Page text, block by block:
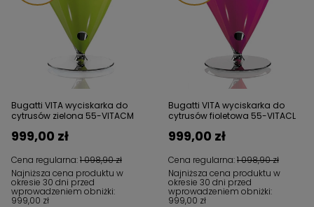
Bugatti VITA wyciskarka do
cytrusów zielona 55-VITACM
Cena regularna:1 098,90 zł
999,00 zł
Najniższa cena produktu w
okresie 30 dni przed
wprowadzeniem obniżki:
999,00 zł
Bugatti VITA wyciskarka do
cytrusów fioletowa 55-VITACL
Cena regularna:1 098,90 zł
999,00 zł
Najniższa cena produktu w
okresie 30 dni przed
wprowadzeniem obniżki:
999,00 zł